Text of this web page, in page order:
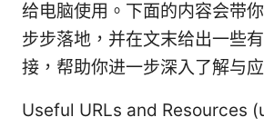
给电脑使用。下面的内容会带
步步落地，并在文末给出一些
接，帮助你进一步深入了解与应
Useful URLs and Resources